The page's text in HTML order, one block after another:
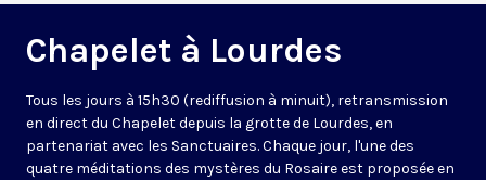
Chapelet à Lourdes
Tous les jours à 15h30 (rediffusion à minuit), retransmission
en direct du Chapelet depuis la grotte de Lourdes, en
partenariat avec les Sanctuaires. Chaque jour, l'une des
quatre méditations des mystères du Rosaire est proposée en